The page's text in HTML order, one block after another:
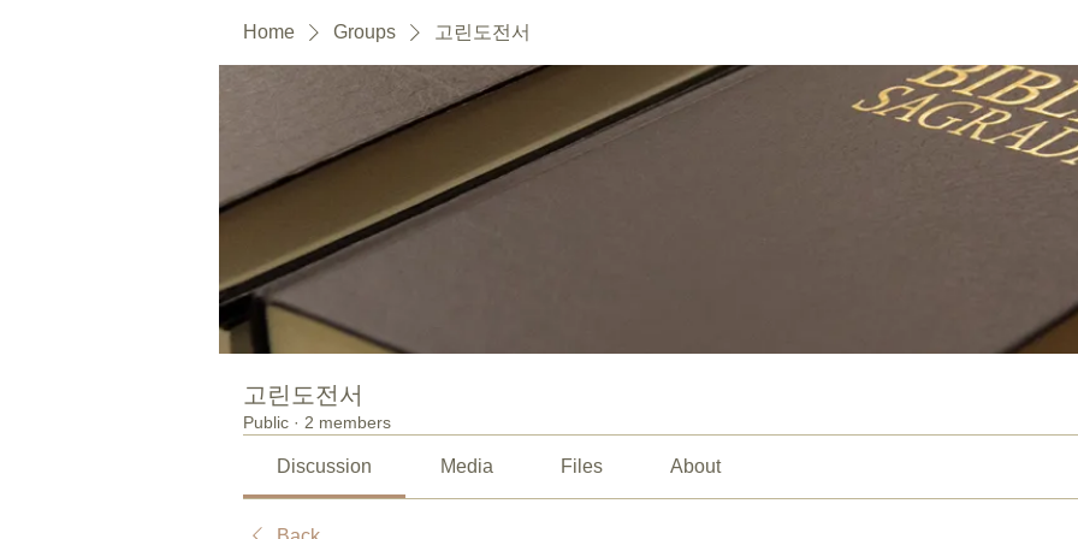
Home Groups 고린도전서
고린도전서
Public · 2 members
Discussion Media Files About